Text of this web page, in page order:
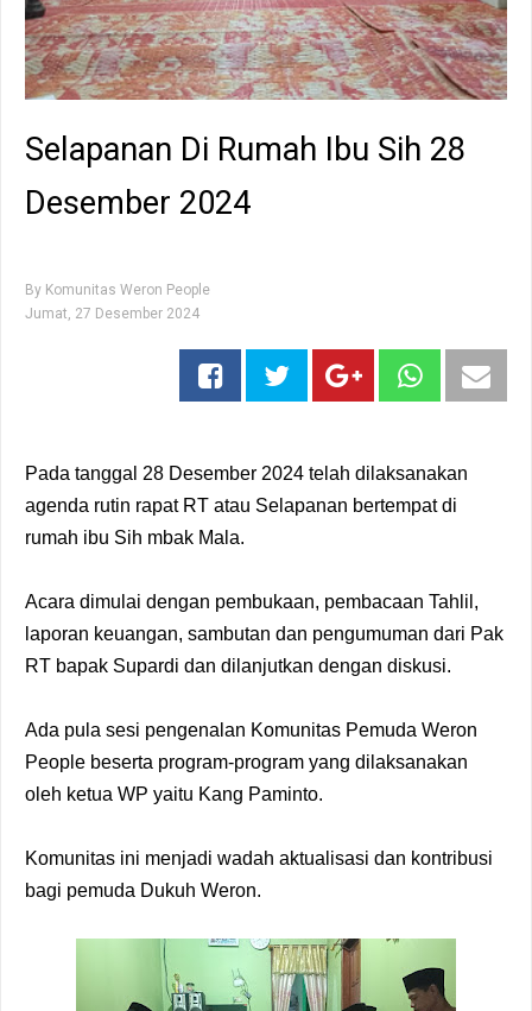
Selapanan Di Rumah Ibu Sih 28
Desember 2024
By Komunitas Weron People
Jumat, 27 Desember 2024
Pada tanggal 28 Desember 2024 telah dilaksanakan
agenda rutin rapat RT atau Selapanan bertempat di
rumah ibu Sih mbak Mala.
Acara dimulai dengan pembukaan, pembacaan Tahlil,
laporan keuangan, sambutan dan pengumuman dari Pak
RT bapak Supardi dan dilanjutkan dengan diskusi.
Ada pula sesi pengenalan Komunitas Pemuda Weron
People beserta program-program yang dilaksanakan
oleh ketua WP yaitu Kang Paminto.
Komunitas ini menjadi wadah aktualisasi dan kontribusi
bagi pemuda Dukuh Weron.